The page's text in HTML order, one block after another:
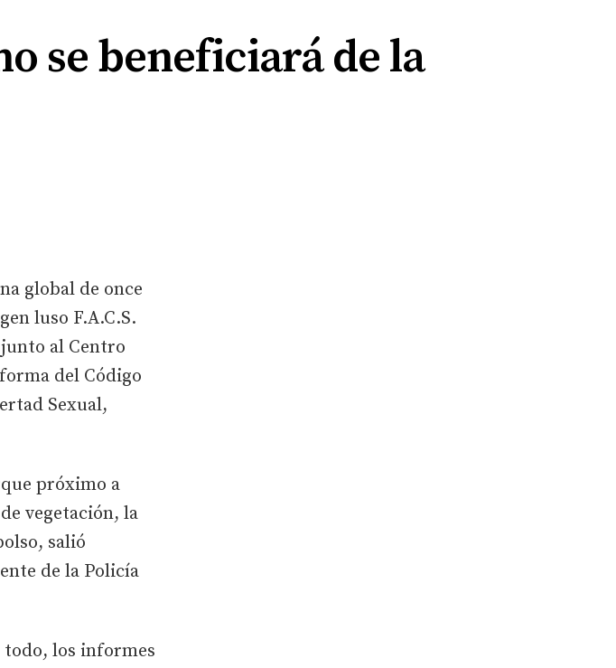
se beneficiará de la
global de once
luso F.A.C.S.
al Centro
del Código
Sexual,
próximo a
vegetación, la
salió
de la Policía
todo, los informes